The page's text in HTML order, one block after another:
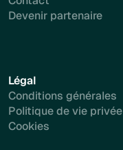
Devenir partenaire
Légal
Conditions générales
Politique de vie privée
Cookies